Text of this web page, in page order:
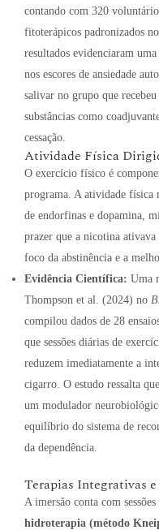
contando com 320
fitoterápicos padronizados
resultados evidenciaram
nos escores de ansiedade
salivar no grupo que
substâncias como
cessação.
Atividade Física
O exercício físico é
programa. A atividade física
de endorfinas e dopamina,
prazer que a nicotina
foco da abstinência e a
Evidência Científica: Uma
Thompson et al. (2024) no
compilou dados de 28
que sessões diárias de
reduzem imediatamente a
cigarro. O estudo ressalta
um modulador
equilíbrio do sistema de
da dependência.
Terapias Integrativas
A imersão conta com
hidroterapia (método